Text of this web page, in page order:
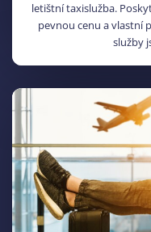
letištní taxislužba.
pevnou cenu a vlastní
služby